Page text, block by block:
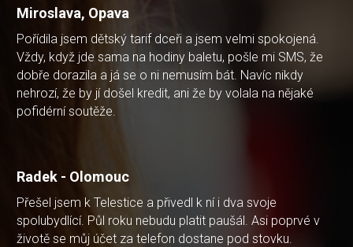
Miroslava, Opava
Pořídila jsem dětský tarif dceři a jsem velmi spokojená.
Vždy, když jde sama na hodiny baletu, pošle mi SMS, že
dobře dorazila a já se o ni nemusím bát. Navíc nikdy
nehrozí, že by jí došel kredit, ani že by volala na nějaké
pofidérní soutěže.
Radek - Olomouc
Přešel jsem k Telestice a přivedl k ní i dva svoje
spolubydlící. Půl roku nebudu platit paušál. Asi poprvé v
životě se můj účet za telefon dostane pod stovku.